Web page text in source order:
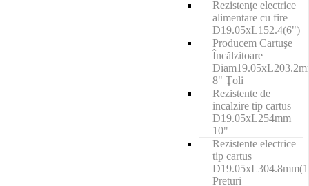
Rezistenţe electrice
alimentare cu fire
D19.05xL152.4(6")
Producem Cartuşe
Încălzitoare
8" Ţoli
Rezistente de
incalzire tip cartus
D19.05xL254mm
10"
Rezistente electrice
tip cartus
Preturi